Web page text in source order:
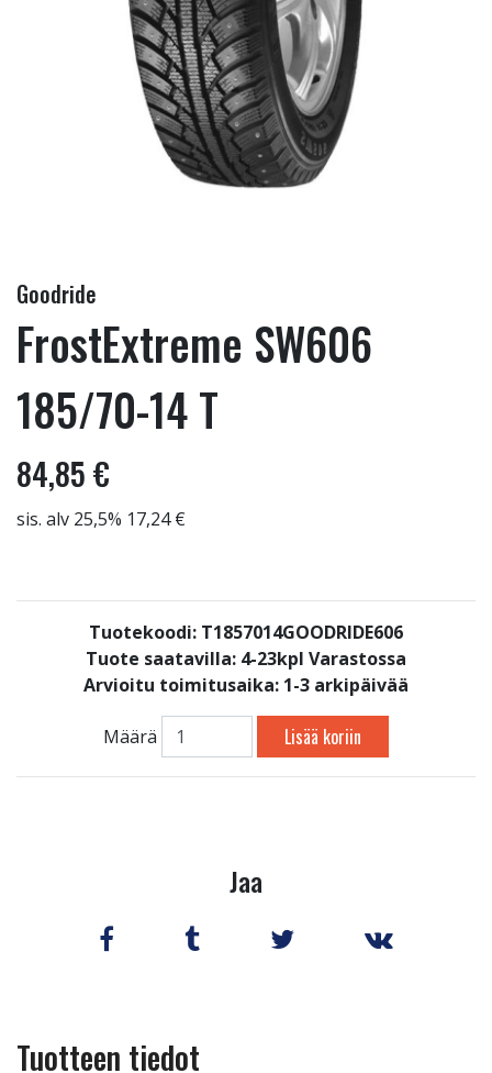
Goodride
FrostExtreme SW606
185/70-14 T
84,85 €
sis. alv 25,5% 17,24 €
Tuotekoodi: T1857014GOODRIDE606
Tuote saatavilla: 4-23kpl Varastossa
Arvioitu toimitusaika: 1-3 arkipäivää
Määrä Lisää koriin
Jaa
Tuotteen tiedot